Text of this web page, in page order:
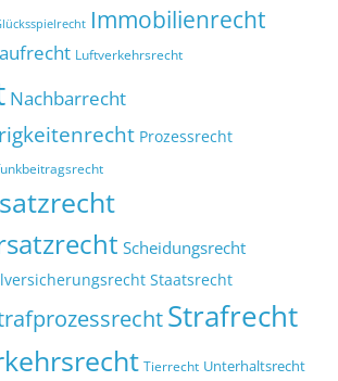
Immobilienrecht
Luftverkehrsrecht
Nachbarrecht
Prozessrecht
Scheidungsrecht
Staatsrecht
Strafrecht
Tierrecht Unterhaltsrecht